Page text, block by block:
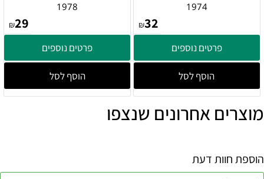
1974
₪32
פרטים נוספים
הוסף לסל
1978
₪29
פרטים נוספים
הוסף לסל
מוצרים אחרונים שנצפו
הוספת חוות דעת